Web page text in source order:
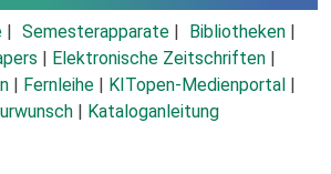
Semesterapparate
Bibliotheken
Elektronische Zeitschriften
Fernleihe KITopen-Medienportal
Kataloganleitung